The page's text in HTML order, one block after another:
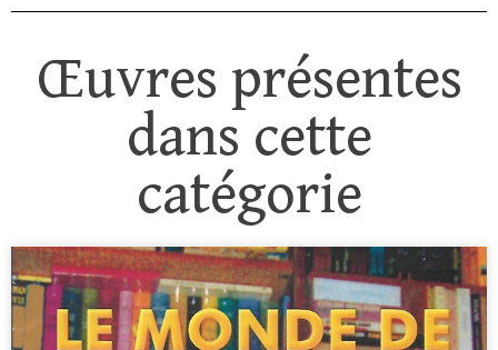
Œuvres présentes
dans cette
catégorie